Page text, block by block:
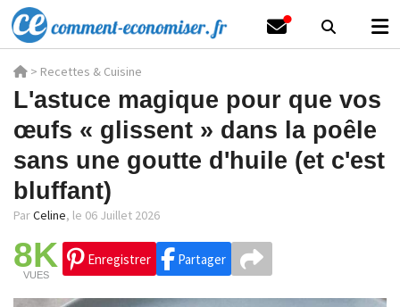
> Recettes & Cuisine
L'astuce magique pour que vos
œufs « glissent » dans la poêle
sans une goutte d'huile (et c'est
bluffant)
ParCeline, le 06 Juillet 2026
8K
VUES
Enregistrer Partager